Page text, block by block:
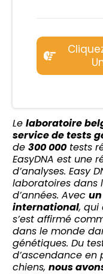
Le laboratoire
service de tests
de 300 000 tests
EasyDNA est une
d’analyses. Easy
laboratoires dans
d’années. Avec
international, qui
s’est affirmé
dans le monde
génétiques. Du
d’ascendance en
chiens, nous